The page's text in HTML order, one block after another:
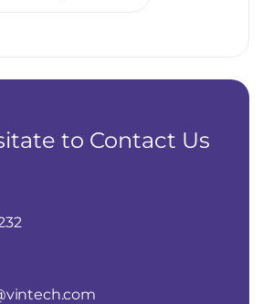
to Contact Us